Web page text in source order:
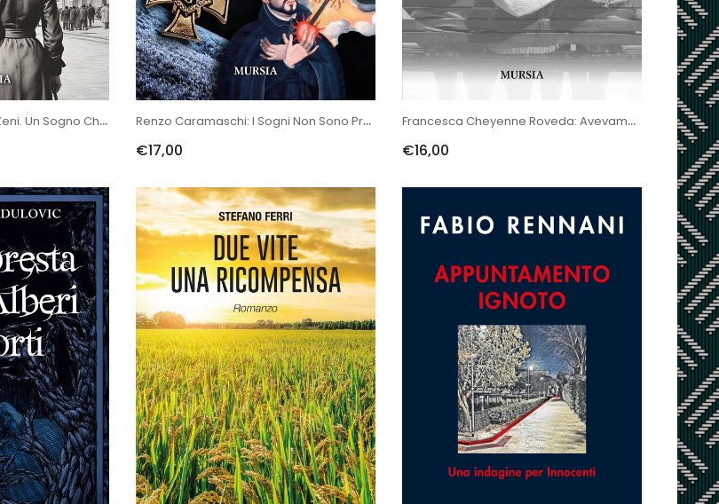
Claudio Restelli: Luisa Zeni. Un Sogno Chiamato Italia Renzo Caramaschi: I Sogni Non Sono Proibiti
€17,00
Francesca Cheyenne Roveda: Avevamo Capelli Lunghi
€16,00